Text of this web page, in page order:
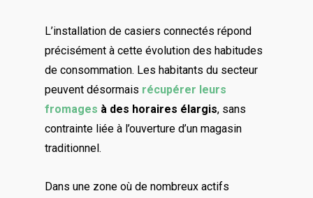
L’installation de casiers connectés répond
précisément à cette évolution des habitudes
de consommation. Les habitants du secteur
peuvent désormais récupérer leurs
fromages à des horaires élargis, sans
contrainte liée à l’ouverture d’un magasin
traditionnel.
Dans une zone où de nombreux actifs